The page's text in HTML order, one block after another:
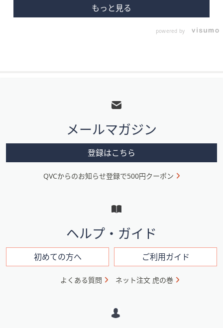
powered by
メ
ニ
ン
メールマガジン
登録はこちら
QVCからのお知らせ登録で500円クーポン
ヘルプ・ガイド
初めての方へ ご利用ガイド
よくある質問 ネット注文 虎の巻